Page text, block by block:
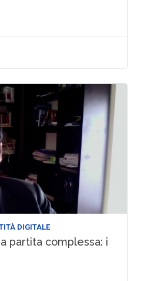
DIGITALE
partita complessa: i